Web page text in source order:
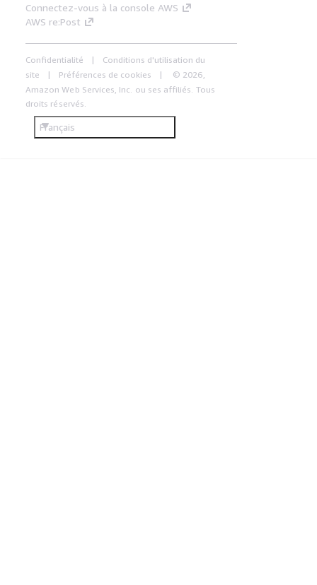
Connectez-vous à la console AWS
AWS re:Post
Confidentialité
Conditions d'utilisation du
site
Préférences de cookies
© 2026,
Amazon Web Services, Inc. ou ses affiliés. Tous
droits réservés.
Français